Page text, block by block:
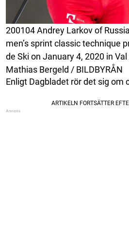
200104 Andrey Larkov of
men’s sprint classic technique
de Ski on January 4, 2020 in
Mathias Bergeld / BILDBYRÅN
Enligt Dagbladet rör det sig om